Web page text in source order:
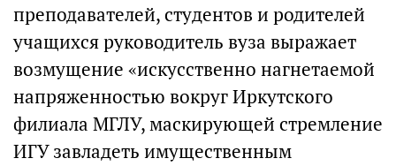
преподавателей, студентов и родителей
учащихся руководитель вуза выражает
возмущение «искусственно нагнетаемой
напряженностью вокруг Иркутского
филиала МГЛУ, маскирующей стремление
ИГУ завладеть имущественным